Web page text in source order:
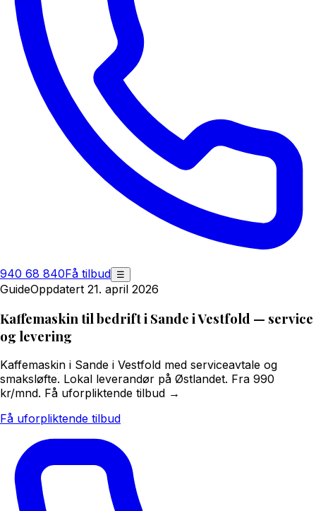
940 68 840Få tilbud ☰
GuideOppdatert 21. april 2026
Kaffemaskin til bedrift i Sande i Vestfold — service
og levering
Kaffemaskin i Sande i Vestfold med serviceavtale og
smaksløfte. Lokal leverandør på Østlandet. Fra 990
kr/mnd. Få uforpliktende tilbud →
Få uforpliktende tilbud